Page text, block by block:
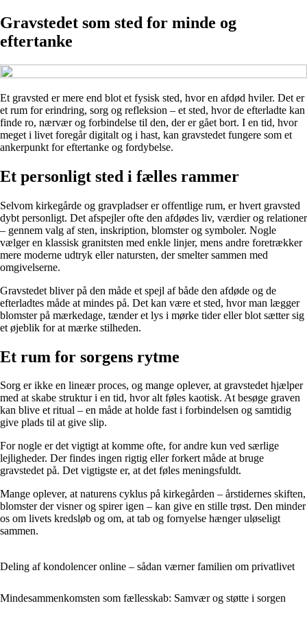
Gravstedet som sted for minde og
eftertanke
Et gravsted er mere end blot et fysisk sted, hvor en afdød hviler. Det er
et rum for erindring, sorg og refleksion – et sted, hvor de efterladte kan
finde ro, nærvær og forbindelse til den, der er gået bort. I en tid, hvor
meget i livet foregår digitalt og i hast, kan gravstedet fungere som et
ankerpunkt for eftertanke og fordybelse.
Et personligt sted i fælles rammer
Selvom kirkegårde og gravpladser er offentlige rum, er hvert gravsted
dybt personligt. Det afspejler ofte den afdødes liv, værdier og relationer
– gennem valg af sten, inskription, blomster og symboler. Nogle
vælger en klassisk granitsten med enkle linjer, mens andre foretrækker
mere moderne udtryk eller natursten, der smelter sammen med
omgivelserne.
Gravstedet bliver på den måde et spejl af både den afdøde og de
efterladtes måde at mindes på. Det kan være et sted, hvor man lægger
blomster på mærkedage, tænder et lys i mørke tider eller blot sætter sig
et øjeblik for at mærke stilheden.
Et rum for sorgens rytme
Sorg er ikke en lineær proces, og mange oplever, at gravstedet hjælper
med at skabe struktur i en tid, hvor alt føles kaotisk. At besøge graven
kan blive et ritual – en måde at holde fast i forbindelsen og samtidig
give plads til at give slip.
For nogle er det vigtigt at komme ofte, for andre kun ved særlige
lejligheder. Der findes ingen rigtig eller forkert måde at bruge
gravstedet på. Det vigtigste er, at det føles meningsfuldt.
Mange oplever, at naturens cyklus på kirkegården – årstidernes skiften,
blomster der visner og spirer igen – kan give en stille trøst. Den minder
os om livets kredsløb og om, at tab og fornyelse hænger uløseligt
sammen.
Deling af kondolencer online – sådan værner familien om privatlivet
Mindesammenkomsten som fællesskab: Samvær og støtte i sorgen